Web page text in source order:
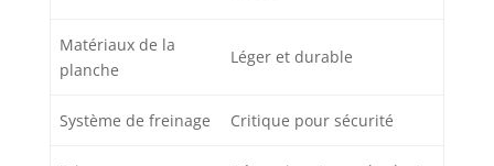
Matériaux de la
planche
Léger et durable
Système de freinage Critique pour sécurité